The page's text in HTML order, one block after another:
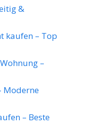
&
kaufen – Top
–
Moderne
– Beste